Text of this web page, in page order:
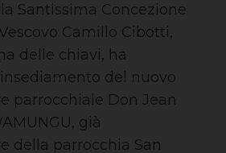
Santissima Concezione
Camillo Cibotti,
delle chiavi, ha
del nuovo
parrocchiale Don Jean
già
della parrocchia San